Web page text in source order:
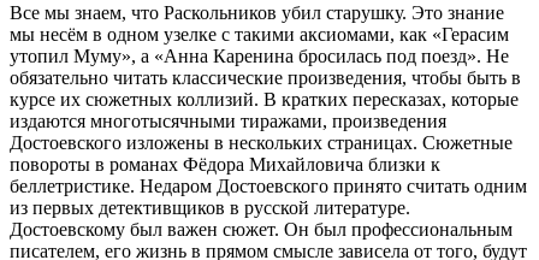
Все мы знаем, что Раскольников убил старушку. Это знание
мы несём в одном узелке с такими аксиомами, как «Герасим
утопил Муму», а «Анна Каренина бросилась под поезд». Не
обязательно читать классические произведения, чтобы быть в
курсе их сюжетных коллизий. В кратких пересказах, которые
издаются многотысячными тиражами, произведения
Достоевского изложены в нескольких страницах. Сюжетные
повороты в романах Фёдора Михайловича близки к
беллетристике. Недаром Достоевского принято считать одним
из первых детективщиков в русской литературе.
Достоевскому был важен сюжет. Он был профессиональным
писателем, его жизнь в прямом смысле зависела от того, будут